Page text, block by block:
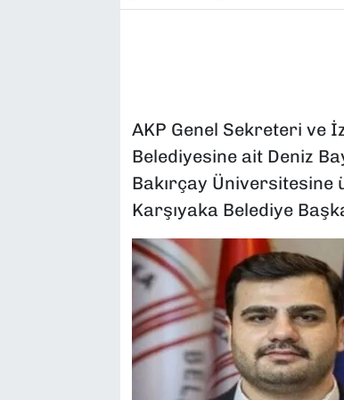
AKP Genel Sekreteri ve
Belediyesine ait Deniz
Bakırçay
Karşıyaka Belediye